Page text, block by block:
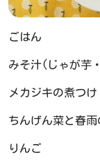
ごはん
みそ汁(じゃが芋
メカジキの煮つけ
ちんげん菜と春雨
りんご